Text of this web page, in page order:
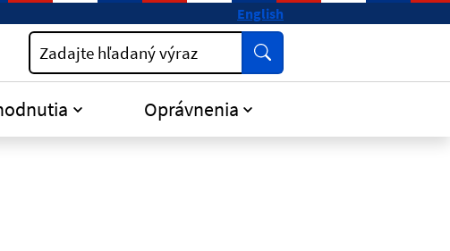
English
Zadajte hľadaný výraz Vyhľadať
Oprávnenia